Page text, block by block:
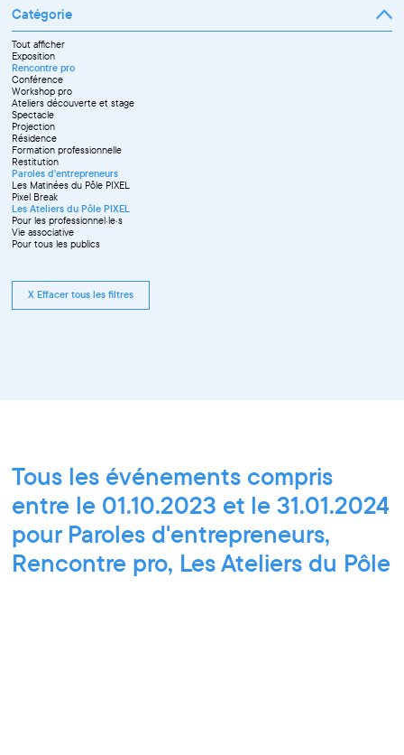
Juin
Juillet
Septembre
Octobre
Novembre
Décembre
Avril
Mai
Juin
Septembre
Octobre
Novembre
Catégorie
Tout afficher
Exposition
Rencontre pro
Conférence
Workshop pro
Ateliers découverte et stage
Spectacle
Projection
Résidence
Formation professionnelle
Restitution
Paroles d'entrepreneurs
Les Matinées du Pôle PIXEL
Pixel Break
Les Ateliers du Pôle PIXEL
Pour les professionnel·le·s
Vie associative
Pour tous les publics
X Effacer tous les filtres
Tous les événements compris
entre le 01.10.2023 et le 31.01.2024
pour Paroles d'entrepreneurs,
Rencontre pro, Les Ateliers du Pôle